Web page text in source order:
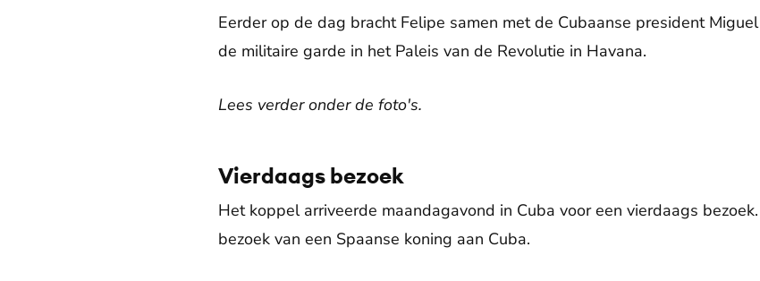
Eerder op de dag bracht Felipe samen met de Cubaanse president
de militaire garde in het Paleis van de Revolutie in Havana.
Lees verder onder de foto's.
Vierdaags bezoek
Het koppel arriveerde maandagavond in Cuba voor een vierdaags
bezoek van een Spaanse koning aan Cuba.